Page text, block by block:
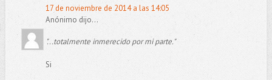
17 de noviembre de 2014 a las 14:05
Anónimo dijo...
"...totalmente inmerecido por mi parte."
Si